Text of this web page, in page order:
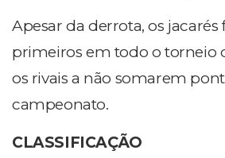
Apesar da derrota, os jacarés
primeiros em todo o torneio
os rivais a não somarem
campeonato.
CLASSIFICAÇÃO